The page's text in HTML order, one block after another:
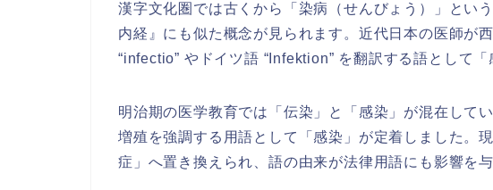
漢字文化圏では古くから「染病（せんびょう）」とい
内経』にも似た概念が見られます。近代日本の医師が
“infectio” やドイツ語 “Infektion” を翻訳する語として「
明治期の医学教育では「伝染」と「感染」が混在して
増殖を強調する用語として「感染」が定着しました。
症」へ置き換えられ、語の由来が法律用語にも影響を与